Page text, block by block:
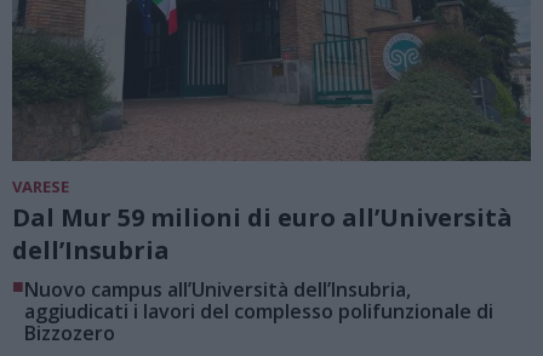
VARESE
Dal Mur 59 milioni di euro all’Università
dell’Insubria
■Nuovo campus all’Università dell’Insubria,
aggiudicati i lavori del complesso polifunzionale di
Bizzozero